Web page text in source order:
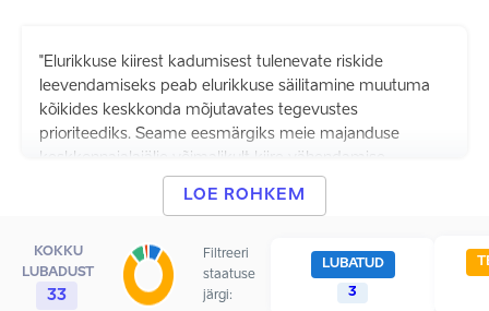
"Elurikkuse kiirest kadumisest tulenevate riskide
leevendamiseks peab elurikkuse säilitamine muutuma
kõikides keskkonda mõjutavates tegevustes
prioriteediks. Seame eesmärgiks meie majanduse
keskkonnajalajälje võimalikult kiire vähendamise,
sealhulgas ka majandustegevusest rikutud elukeskkonna
ringmajandusele ja seame sihiks meie loodusressursside
maksimaalse väärindamise. Parandame
metsandusvaldkonna andmekvaliteeti selleks, et tagada
LOE ROHKEM
KOKKU
LUBADUST
33
Filtreeri
staatuse
järgi:
LUBATUD
3